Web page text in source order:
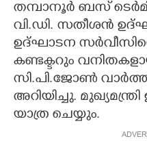
CONTACT US
തമ്പാനൂർ ബസ്
വി.ഡി. സതീശൻ
ഉദ്ഘാടന
കണ്ടക്ടറും
സി.പി.ജോൺ
അറിയിച്ചു.
യാത്ര ചെയ്യും.